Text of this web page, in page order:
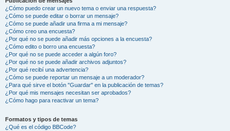
¿Cómo puedo crear un nuevo tema o enviar una respuesta?
¿Cómo se puede editar o borrar un mensaje?
¿Cómo se puede añadir una firma a mi mensaje?
¿Cómo creo una encuesta?
¿Por qué no se puede añadir más opciones a la encuesta?
¿Cómo edito o borro una encuesta?
¿Por qué no se puede acceder a algún foro?
¿Por qué no se puede añadir archivos adjuntos?
¿Por qué recibí una advertencia?
¿Cómo se puede reportar un mensaje a un moderador?
¿Para qué sirve el botón "Guardar" en la publicación de temas?
¿Por qué mis mensajes necesitan ser aprobados?
¿Cómo hago para reactivar un tema?
Formatos y tipos de temas
¿Qué es el código BBCode?